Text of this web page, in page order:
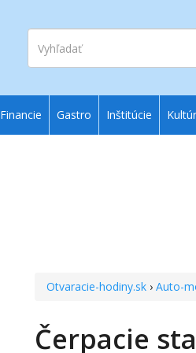
Vyhľadať
Otvaracie-hodiny.sk ›Auto-
Čerpacie
Financie Gastro Inštitúcie